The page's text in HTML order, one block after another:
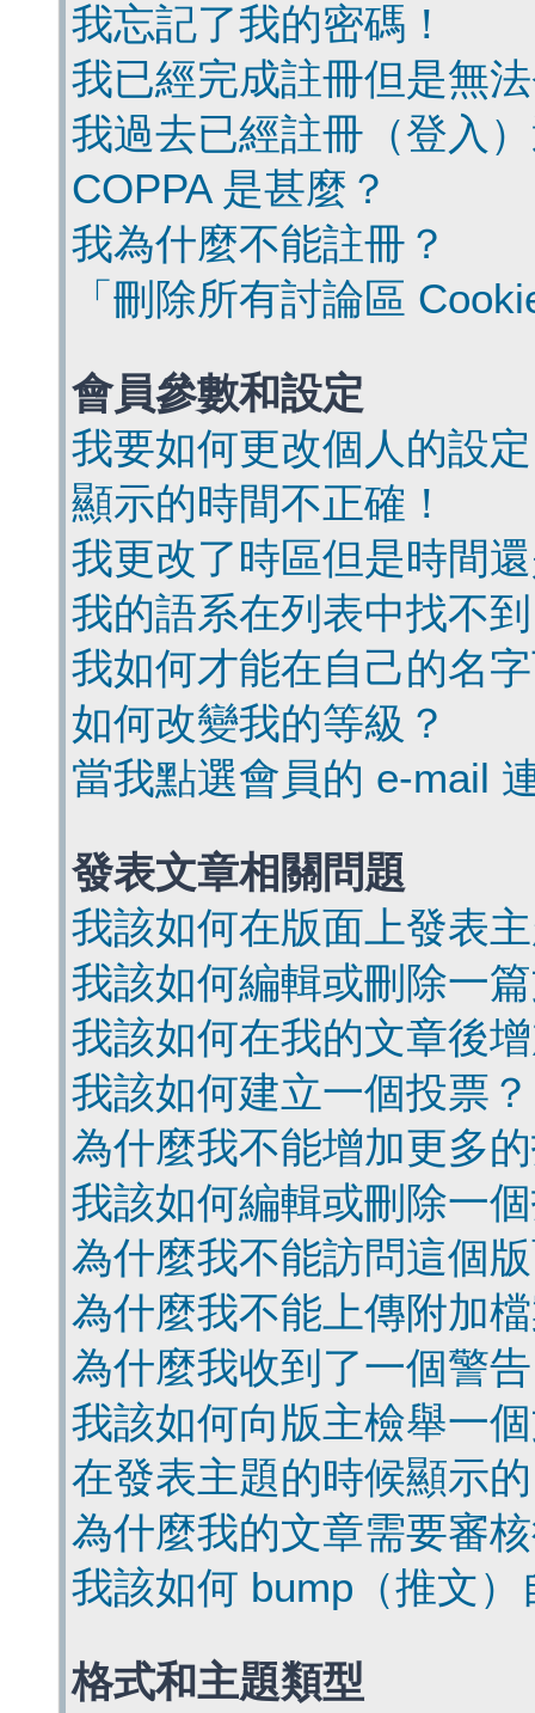
我忘記了我的密碼！
我已經完成註冊但是無
我過去已經註冊（登入
COPPA 是甚麼？
我為什麼不能註冊？
「刪除所有討論區
會員參數和設定
我要如何更改個人的設
顯示的時間不正確！
我更改了時區但是時間
我的語系在列表中找不
我如何才能在自己的名
如何改變我的等級？
當我點選會員的 e-mail
發表文章相關問題
我該如何在版面上發表
我該如何編輯或刪除一
我該如何在我的文章後
我該如何建立一個投票？
為什麼我不能增加更多
我該如何編輯或刪除一
為什麼我不能訪問這個
為什麼我不能上傳附加
為什麼我收到了一個警
我該如何向版主檢舉一
在發表主題的時候顯示
為什麼我的文章需要審
我該如何 bump（推文
格式和主題類型